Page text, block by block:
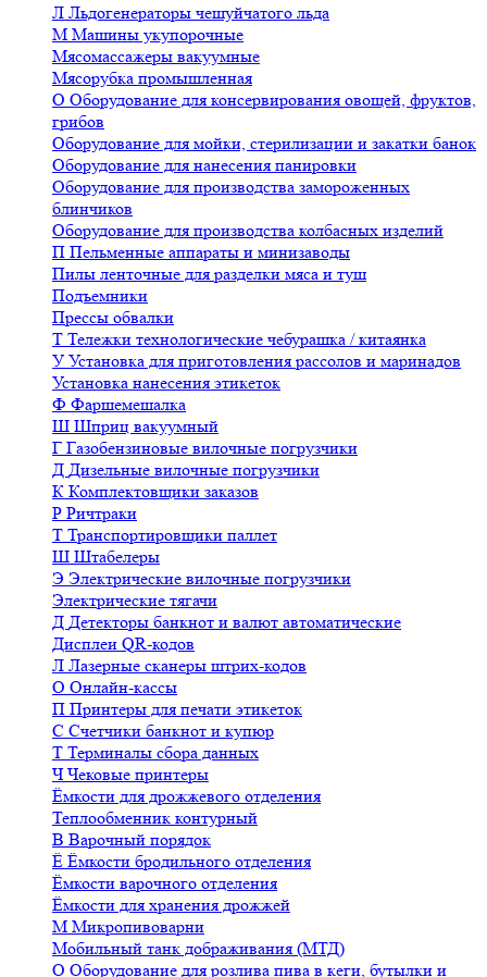
Л Льдогенераторы чешуйчатого льда
М Машины укупорочные
Мясомассажеры вакуумные
Мясорубка промышленная
О Оборудование для консервирования овощей, фруктов,
грибов
Оборудование для мойки, стерилизации и закатки банок
Оборудование для нанесения панировки
Оборудование для производства замороженных
блинчиков
Оборудование для производства колбасных изделий
П Пельменные аппараты и минизаводы
Пилы ленточные для разделки мяса и туш
Подъемники
Прессы обвалки
Т Тележки технологические чебурашка / китаянка
У Установка для приготовления рассолов и маринадов
Установка нанесения этикеток
Ф Фаршемешалка
Ш Шприц вакуумный
Г Газобензиновые вилочные погрузчики
Д Дизельные вилочные погрузчики
К Комплектовщики заказов
Р Ричтраки
Т Транспортировщики паллет
Ш Штабелеры
Э Электрические вилочные погрузчики
Электрические тягачи
Д Детекторы банкнот и валют автоматические
Дисплеи QR-кодов
Л Лазерные сканеры штрих-кодов
О Онлайн-кассы
П Принтеры для печати этикеток
С Счетчики банкнот и купюр
Т Терминалы сбора данных
ЧЧековые принтеры
Ёмкости для дрожжевого отделения
Теплообменник контурный
В Варочный порядок
Ё Ёмкости бродильного отделения
Ёмкости варочного отделения
Ёмкости для хранения дрожжей
М Микропивоварни
Мобильный танк дображивания (МТД)
О Оборудование для розлива пива в кеги, бутылки и